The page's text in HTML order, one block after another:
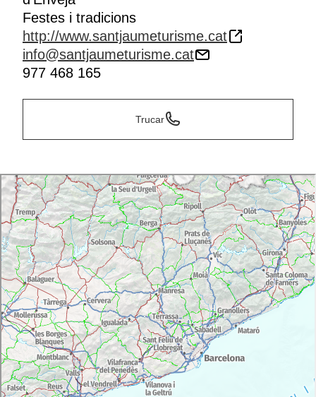
Festes i tradicions
http://www.santjaumeturisme.cat
info@santjaumeturisme.cat
977 468 165
Trucar